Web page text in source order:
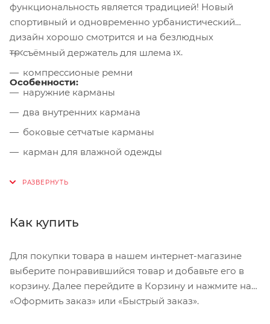
функциональность является традицией! Новый
спортивный и одновременно урбанистический
дизайн хорошо смотрится и на безлюдных
тропинках, и на оживленных улицах.
Особенности:
съёмный держатель для шлема
компрессионые ремни
наружние карманы
два внутренних кармана
боковые сетчатые карманы
карман для влажной одежды
анатомические плечевые лямки
фонарика Safety Blink
Как купить
Для покупки товара в нашем интернет-магазине
выберите понравившийся товар и добавьте его в
корзину. Далее перейдите в Корзину и нажмите на
«Оформить заказ» или «Быстрый заказ».